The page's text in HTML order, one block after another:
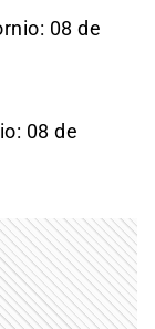
08 de
08 de